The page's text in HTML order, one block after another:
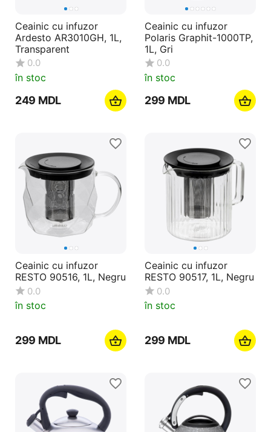
Ceainic cu infuzor
Ardesto AR3010GH, 1L,
Transparent
0.0
în stoc
‍249‍ MDL
Ceainic cu infuzor
Polaris Graphit-1000TP,
1L, Gri
0.0
în stoc
‍299‍ MDL
Ceainic cu infuzor
RESTO 90516, 1L, Negru
0.0
în stoc
‍299‍ MDL
Ceainic cu infuzor
RESTO 90517, 1L, Negru
0.0
în stoc
‍299‍ MDL